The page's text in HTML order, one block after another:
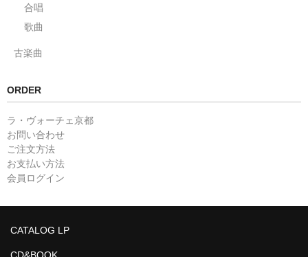
合唱
歌曲
古楽曲
ORDER
ラ・ヴォーチェ京都
お問い合わせ
ご注文方法
お支払い方法
会員ログイン
CATALOG LP
CD&BOOK